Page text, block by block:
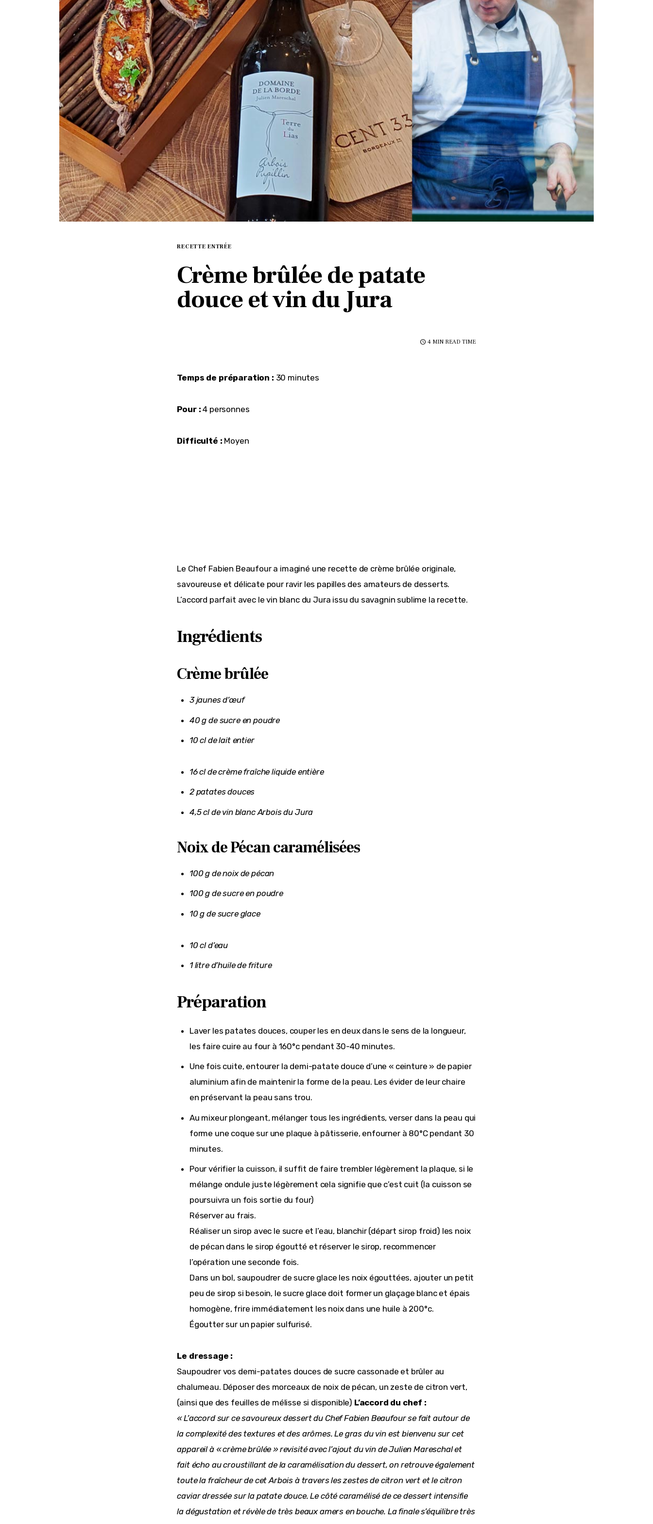
RECETTE ENTRÉE
Crème brûlée de patate
douce et vin du Jura
4 MIN READ TIME
Temps de préparation : 30 minutes
Pour : 4 personnes
Difficulté : Moyen
Le Chef Fabien Beaufour a imaginé une recette de crème brûlée originale,
savoureuse et délicate pour ravir les papilles des amateurs de desserts.
L’accord parfait avec le vin blanc du Jura issu du savagnin sublime la recette.
Ingrédients
Crème brûlée
3 jaunes d’œuf
40 g de sucre en poudre
10 cl de lait entier
16 cl de crème fraîche liquide entière
2 patates douces
4,5 cl de vin blanc Arbois du Jura
Noix de Pécan caramélisées
100 g de noix de pécan
100 g de sucre en poudre
10 g de sucre glace
10 cl d’eau
1 litre d’huile de friture
Préparation
Laver les patates douces, couper les en deux dans le sens de la longueur,
les faire cuire au four à 160°c pendant 30-40 minutes.
Une fois cuite, entourer la demi-patate douce d’une « ceinture » de papier
aluminium afin de maintenir la forme de la peau. Les évider de leur chaire
en préservant la peau sans trou.
Au mixeur plongeant, mélanger tous les ingrédients, verser dans la peau qui
forme une coque sur une plaque à pâtisserie, enfourner à 80°C pendant 30
minutes.
Pour vérifier la cuisson, il suffit de faire trembler légèrement la plaque, si le
mélange ondule juste légèrement cela signifie que c’est cuit (la cuisson se
poursuivra un fois sortie du four)
Réserver au frais.
Réaliser un sirop avec le sucre et l’eau, blanchir (départ sirop froid) les noix
de pécan dans le sirop égoutté et réserver le sirop, recommencer
l’opération une seconde fois.
Dans un bol, saupoudrer de sucre glace les noix égouttées, ajouter un petit
peu de sirop si besoin, le sucre glace doit former un glaçage blanc et épais
homogène, frire immédiatement les noix dans une huile à 200°c.
Égoutter sur un papier sulfurisé.
Le dressage :
Saupoudrer vos demi-patates douces de sucre cassonade et brûler au
chalumeau. Déposer des morceaux de noix de pécan, un zeste de citron vert,
(ainsi que des feuilles de mélisse si disponible) L’accord du chef :
« L’accord sur ce savoureux dessert du Chef Fabien Beaufour se fait autour de
la complexité des textures et des arômes. Le gras du vin est bienvenu sur cet
appareil à « crème brûlée » revisité avec l’ajout du vin de Julien Mareschal et
fait écho au croustillant de la caramélisation du dessert, on retrouve également
toute la fraîcheur de cet Arbois à travers les zestes de citron vert et le citron
caviar dressée sur la patate douce. Le côté caramélisé de ce dessert intensifie
la dégustation et révèle de très beaux amers en bouche. La finale s’équilibre très